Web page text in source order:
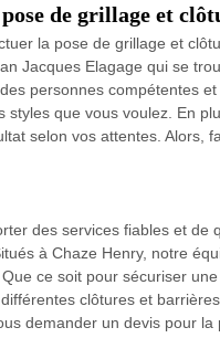
de grillage et
la pose de grillage et
Jacques Elagage qui se
personnes compétentes
que vous voulez. En
selon vos attentes. Alors,
des services fiables et de
à Chaze Henry, notre
ce soit pour sécuriser
clôtures et
demander un devis pour la